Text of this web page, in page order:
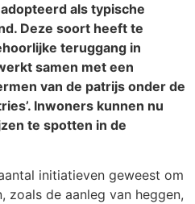
als typische
Deze soort heeft te
teruggang in
samen met een
van de patrijs onder de
Inwoners kunnen nu
te spotten in de
initiatieven geweest om
zoals de aanleg van heggen,